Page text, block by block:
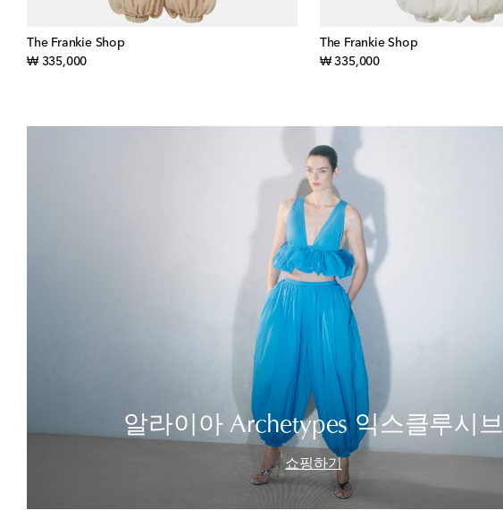
The Frankie Shop
₩ 335,000original price
The Frankie Shop
₩ 335,000original price
알라이아 Archetypes 익스클루시브
쇼핑하기